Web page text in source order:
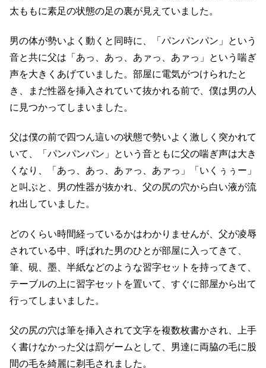
太ももに素足の状態の足の裏が見えていました。
男の体が勢いよく動くと同時に、「パンパンパン」という
音と共に父は「あっ、あっ、あァっ、あァっ」という喘ぎ
声を大きくあげていました。部屋に電気がつけられたと
き、まだ性器を挿入されていて抜かれる前で、僕は男の人
に見つかってしまいました。
父は僕の前で四つん這いの状態で勢いよく激しく突かれて
いて、「パンパンパン」という音ともに父の喘ぎ声は大き
くなり、「あっ、あっ、あァっ、あァっ」「いくぅぅー」
と叫ぶと、男の性器が抜かれ、父の尻の穴から白い液が流
れ出していました。
どのくらい時間経っているかはわかりませんが、父が凌辱
されている中、呼ばれた男のひとが部屋に入ってきて、
筆、硯、墨、半紙などのような習字セットを持ってきて、
テーブルの上に習字セットを置いて、すぐに部屋から出て
行ってしまいました。
父の尻の穴は筆を挿入されて文字を複数枚書かされ、上手
く書けなかった父は罰ゲームとして、男達に両脇の毛に股
間の毛を綺麗に剃毛されました。